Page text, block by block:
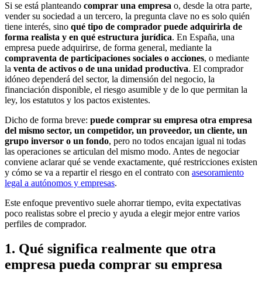
Si se está planteando comprar una empresa o, desde la otra parte,
vender su sociedad a un tercero, la pregunta clave no es solo quién
tiene interés, sino qué tipo de comprador puede adquirirla de
forma realista y en qué estructura jurídica. En España, una
empresa puede adquirirse, de forma general, mediante la
compraventa de participaciones sociales o acciones, o mediante
la venta de activos o de una unidad productiva. El comprador
idóneo dependerá del sector, la dimensión del negocio, la
financiación disponible, el riesgo asumible y de lo que permitan la
ley, los estatutos y los pactos existentes.
Dicho de forma breve: puede comprar su empresa otra empresa
del mismo sector, un competidor, un proveedor, un cliente, un
grupo inversor o un fondo, pero no todos encajan igual ni todas
las operaciones se articulan del mismo modo. Antes de negociar
conviene aclarar qué se vende exactamente, qué restricciones existen
y cómo se va a repartir el riesgo en el contrato con asesoramiento
legal a autónomos y empresas.
Este enfoque preventivo suele ahorrar tiempo, evita expectativas
poco realistas sobre el precio y ayuda a elegir mejor entre varios
perfiles de comprador.
1. Qué significa realmente que otra
empresa pueda comprar su empresa